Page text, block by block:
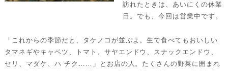
訪れたときは、あいにくの休業
日。でも、今回は営業中です。
「これからの季節だと、タケノコが並ぶよ。生で食べてもおいしい
タマネギやキャベツ、トマト、サヤエンドウ、スナックエンドウ、
セリ、マダケ、ハ チク……」とお店の人。たくさんの野菜に囲まれ